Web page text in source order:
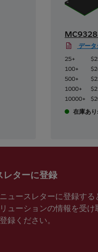
データ
25+
100+
500+
1000+
10000+
在庫あ
レターに登録
ュースレターに登録する
ューションの情報を受け
録ください。